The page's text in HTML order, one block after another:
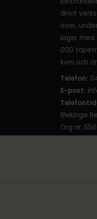
drivit
över,
lager med
000
kvm och
Telefon:
E-post:
Blekinge
Org nr: